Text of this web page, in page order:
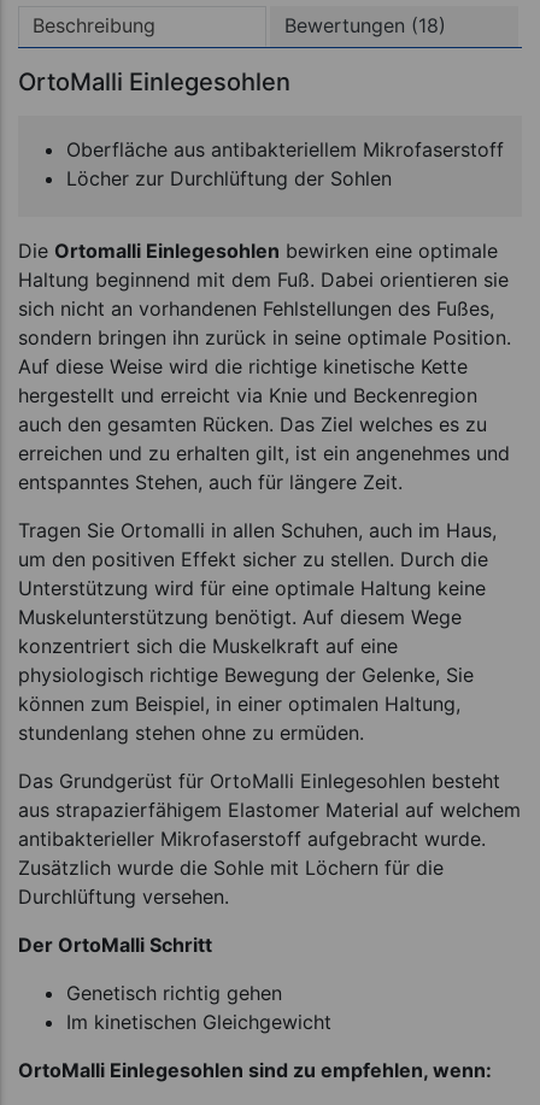
Beschreibung Bewertungen (18)
OrtoMalli Einlegesohlen
Oberfläche aus antibakteriellem Mikrofaserstoff
Löcher zur Durchlüftung der Sohlen
Die Ortomalli Einlegesohlen bewirken eine optimale
Haltung beginnend mit dem Fuß. Dabei orientieren sie
sich nicht an vorhandenen Fehlstellungen des Fußes,
sondern bringen ihn zurück in seine optimale Position.
Auf diese Weise wird die richtige kinetische Kette
hergestellt und erreicht via Knie und Beckenregion
auch den gesamten Rücken. Das Ziel welches es zu
erreichen und zu erhalten gilt, ist ein angenehmes und
entspanntes Stehen, auch für längere Zeit.
Tragen Sie Ortomalli in allen Schuhen, auch im Haus,
um den positiven Effekt sicher zu stellen. Durch die
Unterstützung wird für eine optimale Haltung keine
Muskelunterstützung benötigt. Auf diesem Wege
konzentriert sich die Muskelkraft auf eine
physiologisch richtige Bewegung der Gelenke, Sie
können zum Beispiel, in einer optimalen Haltung,
stundenlang stehen ohne zu ermüden.
Das Grundgerüst für OrtoMalli Einlegesohlen besteht
aus strapazierfähigem Elastomer Material auf welchem
antibakterieller Mikrofaserstoff aufgebracht wurde.
Zusätzlich wurde die Sohle mit Löchern für die
Durchlüftung versehen.
Der OrtoMalli Schritt
Genetisch richtig gehen
Im kinetischen Gleichgewicht
OrtoMalli Einlegesohlen sind zu empfehlen, wenn: